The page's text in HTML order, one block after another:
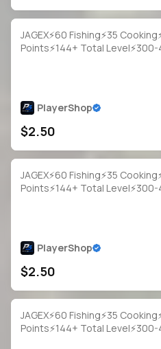
JAGEX⚡60 Fishing⚡35
Points⚡144+ Total
PlayerShop
$2.50
JAGEX⚡60 Fishing⚡35
Points⚡144+ Total
PlayerShop
$2.50
JAGEX⚡60 Fishing⚡35
Points⚡144+ Total